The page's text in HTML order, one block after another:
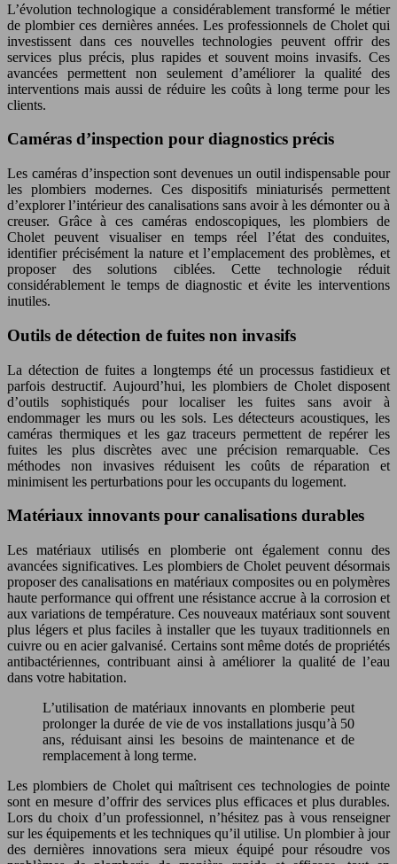
L’évolution technologique a considérablement transformé le métier
de plombier ces dernières années. Les professionnels de Cholet qui
investissent dans ces nouvelles technologies peuvent offrir des
services plus précis, plus rapides et souvent moins invasifs. Ces
avancées permettent non seulement d’améliorer la qualité des
interventions mais aussi de réduire les coûts à long terme pour les
clients.
Caméras d’inspection pour diagnostics précis
Les caméras d’inspection sont devenues un outil indispensable pour
les plombiers modernes. Ces dispositifs miniaturisés permettent
d’explorer l’intérieur des canalisations sans avoir à les démonter ou à
creuser. Grâce à ces caméras endoscopiques, les plombiers de
Cholet peuvent visualiser en temps réel l’état des conduites,
identifier précisément la nature et l’emplacement des problèmes, et
proposer des solutions ciblées. Cette technologie réduit
considérablement le temps de diagnostic et évite les interventions
inutiles.
Outils de détection de fuites non invasifs
La détection de fuites a longtemps été un processus fastidieux et
parfois destructif. Aujourd’hui, les plombiers de Cholet disposent
d’outils sophistiqués pour localiser les fuites sans avoir à
endommager les murs ou les sols. Les détecteurs acoustiques, les
caméras thermiques et les gaz traceurs permettent de repérer les
fuites les plus discrètes avec une précision remarquable. Ces
méthodes non invasives réduisent les coûts de réparation et
minimisent les perturbations pour les occupants du logement.
Matériaux innovants pour canalisations durables
Les matériaux utilisés en plomberie ont également connu des
avancées significatives. Les plombiers de Cholet peuvent désormais
proposer des canalisations en matériaux composites ou en polymères
haute performance qui offrent une résistance accrue à la corrosion et
aux variations de température. Ces nouveaux matériaux sont souvent
plus légers et plus faciles à installer que les tuyaux traditionnels en
cuivre ou en acier galvanisé. Certains sont même dotés de propriétés
antibactériennes, contribuant ainsi à améliorer la qualité de l’eau
dans votre habitation.
L’utilisation de matériaux innovants en plomberie peut
prolonger la durée de vie de vos installations jusqu’à 50
ans, réduisant ainsi les besoins de maintenance et de
remplacement à long terme.
Les plombiers de Cholet qui maîtrisent ces technologies de pointe
sont en mesure d’offrir des services plus efficaces et plus durables.
Lors du choix d’un professionnel, n’hésitez pas à vous renseigner
sur les équipements et les techniques qu’il utilise. Un plombier à jour
des dernières innovations sera mieux équipé pour résoudre vos